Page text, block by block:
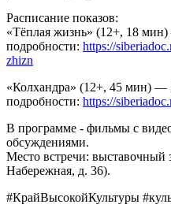
Расписание показов:
«Тёплая жизнь» (12+, 18
подробности: https://
zhizn
«Колхандра» (12+, 45 мин) —
подробности: https://
В программе - фильмы с
обсуждениями.
Место встречи:
Набережная, д. 36).
#КрайВысокойКультуры